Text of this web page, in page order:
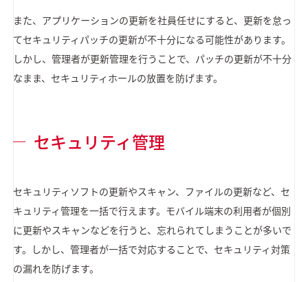
また、アプリケーションの更新を社員任せにすると、更新を怠っ
てセキュリティパッチの更新が不十分になる可能性があります。
しかし、管理者が更新管理を行うことで、パッチの更新が不十分
なまま、セキュリティホールの放置を防げます。
セキュリティ管理
セキュリティソフトの更新やスキャン、ファイルの更新など、セ
キュリティ管理を一括で行えます。モバイル端末の利用者が個別
に更新やスキャンなどを行うと、忘れられてしまうことが多いで
す。しかし、管理者が一括で対応することで、セキュリティ対策
の漏れを防げます。